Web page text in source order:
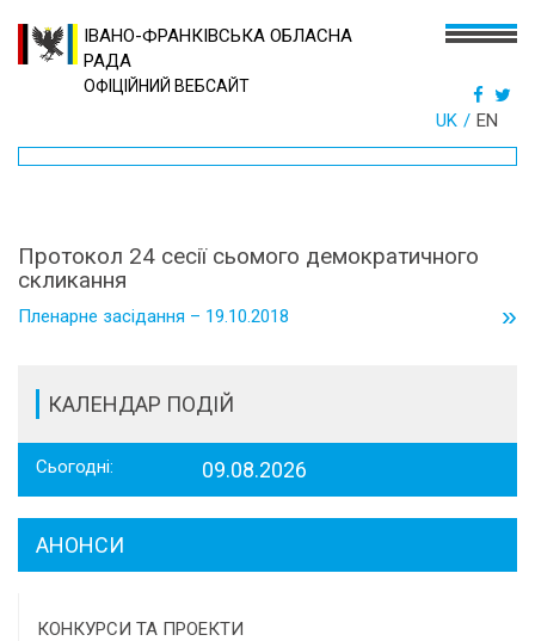
ІВАНО-ФРАНКІВСЬКА ОБЛАСНА
РАДА
ОФІЦІЙНИЙ ВЕБСАЙТ
UK EN
Протокол 24 сесії сьомого демократичного
скликання
Пленарне засідання – 19.10.2018 »
КАЛЕНДАР ПОДІЙ
Сьогодні: 09.08.2026
АНОНСИ
КОНКУРСИ ТА ПРОЕКТИ